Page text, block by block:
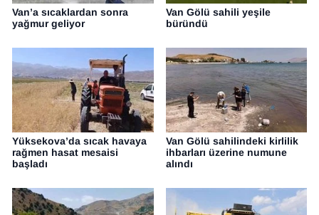
Van’a sıcaklardan sonra
yağmur geliyor
Van Gölü sahili yeşile
büründü
Yüksekova’da sıcak havaya
rağmen hasat mesaisi
başladı
Van Gölü sahilindeki kirlilik
ihbarları üzerine numune
alındı